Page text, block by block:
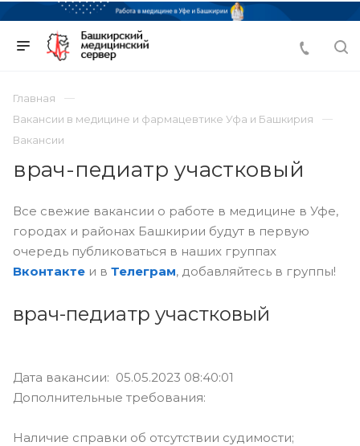
Главная
Вакансии в медицине и фармацевтике Уфа и Башкирия
Вакансии
врач-педиатр участковый
Все свежие вакансии о работе в медицине в Уфе,
городах и районах Башкирии будут в первую
очередь публиковаться в наших группах
Вконтакте и в Телеграм, добавляйтесь в группы!
врач-педиатр участковый
Дата вакансии: 05.05.2023 08:40:01
Дополнительные требования:
Наличие справки об отсутствии судимости;